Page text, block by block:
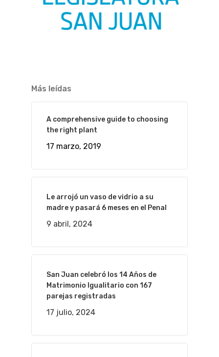
Más leídas
A comprehensive guide to choosing
the right plant
17 marzo, 2019
Le arrojó un vaso de vidrio a su
madre y pasará 6 meses en el Penal
9 abril, 2024
San Juan celebró los 14 Años de
Matrimonio Igualitario con 167
parejas registradas
17 julio, 2024